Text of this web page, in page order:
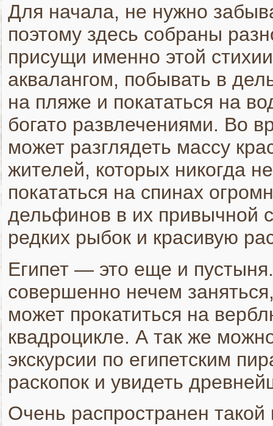
Для начала, не нужно
поэтому здесь собраны
присущи именно этой
аквалангом, побывать в
на пляже и покататься на
богато развлечениями. Во
может разглядеть массу
жителей, которых никогда
покататься на спинах
дельфинов в их привычной
редких рыбок и красивую
Египет — это еще и
совершенно нечем
может прокатиться на
квадроцикле. А так же
экскурсии по египетским
раскопок и увидеть
Очень распространен